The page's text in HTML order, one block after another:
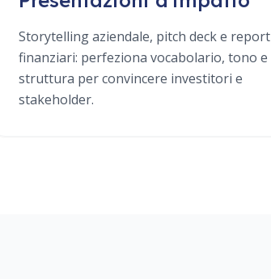
Storytelling aziendale, pitch deck e report
finanziari: perfeziona vocabolario, tono e
struttura per convincere investitori e
stakeholder.